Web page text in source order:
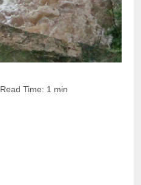
Read Time: 1 min